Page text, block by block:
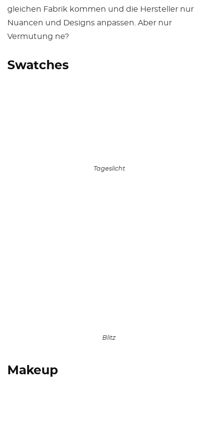
gleichen Fabrik kommen und die Hersteller nur
Nuancen und Designs anpassen. Aber nur
Vermutung ne?
Swatches
Tageslicht
Blitz
Makeup